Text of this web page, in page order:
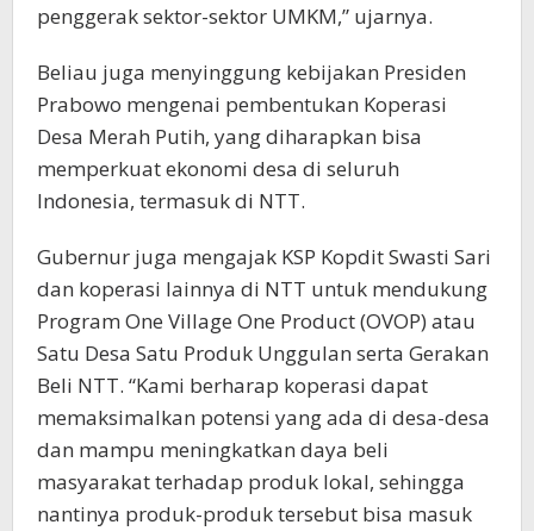
penggerak sektor-sektor UMKM,” ujarnya.
Beliau juga menyinggung kebijakan Presiden
Prabowo mengenai pembentukan Koperasi
Desa Merah Putih, yang diharapkan bisa
memperkuat ekonomi desa di seluruh
Indonesia, termasuk di NTT.
Gubernur juga mengajak KSP Kopdit Swasti Sari
dan koperasi lainnya di NTT untuk mendukung
Program One Village One Product (OVOP) atau
Satu Desa Satu Produk Unggulan serta Gerakan
Beli NTT. “Kami berharap koperasi dapat
memaksimalkan potensi yang ada di desa-desa
dan mampu meningkatkan daya beli
masyarakat terhadap produk lokal, sehingga
nantinya produk-produk tersebut bisa masuk